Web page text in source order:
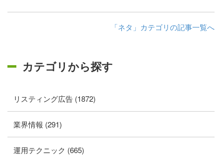
「ネタ」カテゴリの記事一覧へ
カテゴリから探す
リスティング広告 (1872)
業界情報 (291)
運用テクニック (665)